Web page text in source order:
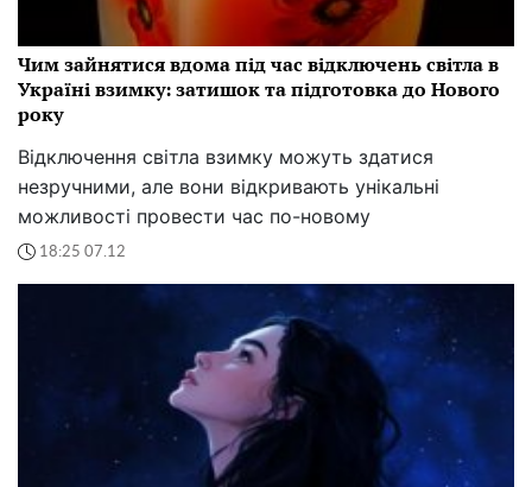
Чим зайнятися вдома під час відключень світла в
Україні взимку: затишок та підготовка до Нового
року
Відключення світла взимку можуть здатися
незручними, але вони відкривають унікальні
можливості провести час по-новому
18:25 07.12